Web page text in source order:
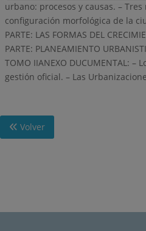
urbano: procesos y causas. –
configuración morfológica de la
PARTE: LAS FORMAS DEL
PARTE: PLANEAMIENTO
TOMO IIANEXO DUCUMENTAL: –
gestión oficial. – Las
Volver